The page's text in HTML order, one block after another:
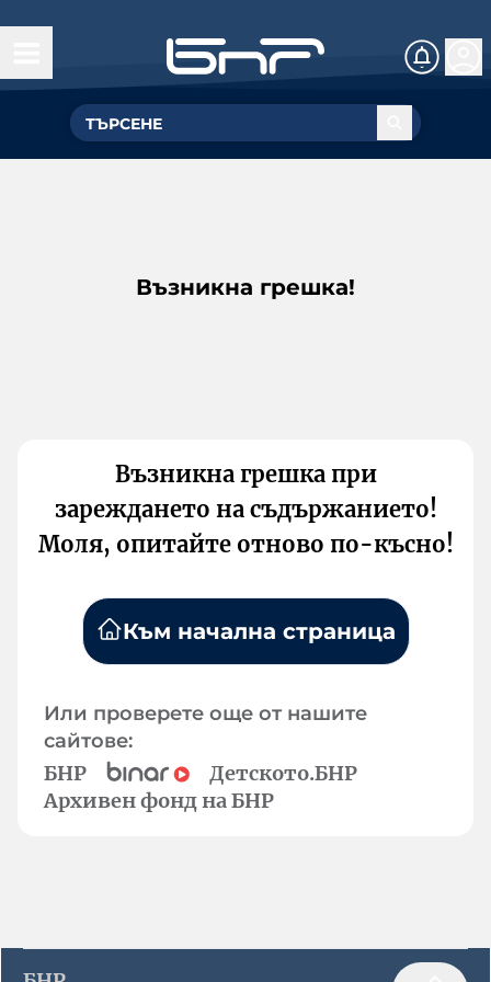
Възникна грешка!
Възникна грешка при
зареждането на съдържанието!
Моля, опитайте отново по-късно!
Към начална страница
Или проверете още от нашите
сайтове:
БНР
Детското.БНР
Архивен фонд на БНР